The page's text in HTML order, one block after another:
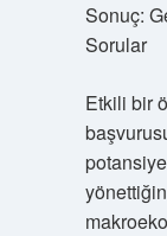
Sonuç:
Sorular
Etkili bir